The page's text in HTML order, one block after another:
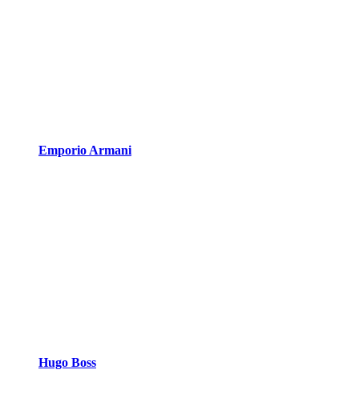
Emporio Armani
Hugo Boss